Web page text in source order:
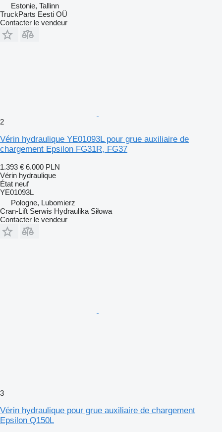
Estonie, Tallinn
TruckParts Eesti OÜ
Contacter le vendeur
2
Vérin hydraulique YE01093L pour grue auxiliaire de
chargement Epsilon FG31R, FG37
1.393 € 6.000 PLN
Vérin hydraulique
État neuf
YE01093L
Pologne, Lubomierz
Cran-Lift Serwis Hydraulika Siłowa
Contacter le vendeur
3
Vérin hydraulique pour grue auxiliaire de chargement
Epsilon Q150L